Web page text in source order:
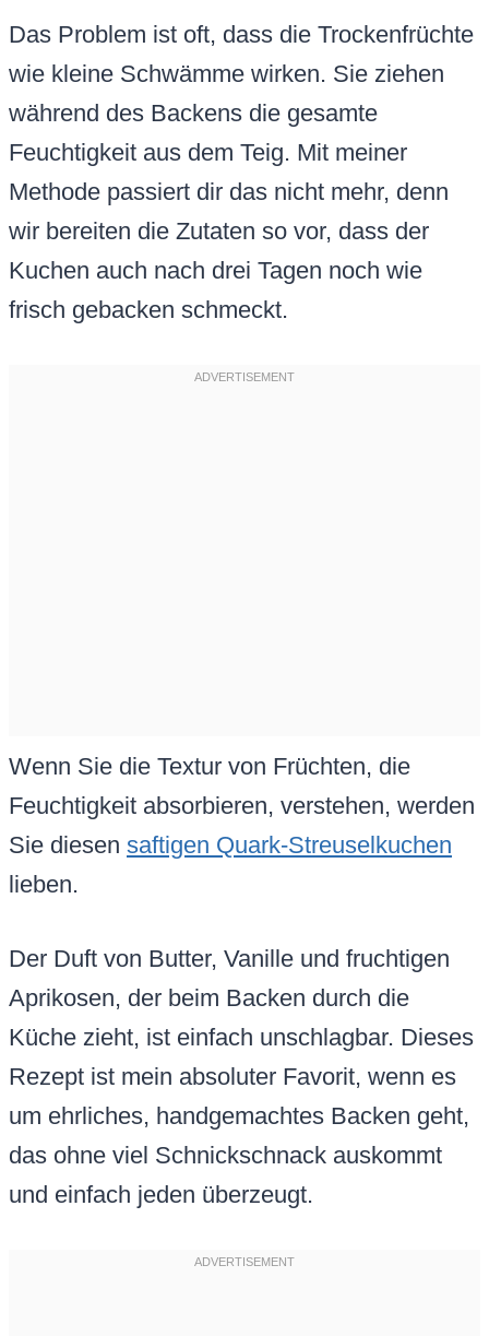
Das Problem ist oft, dass die Trockenfrüchte
wie kleine Schwämme wirken. Sie ziehen
während des Backens die gesamte
Feuchtigkeit aus dem Teig. Mit meiner
Methode passiert dir das nicht mehr, denn
wir bereiten die Zutaten so vor, dass der
Kuchen auch nach drei Tagen noch wie
frisch gebacken schmeckt.
Wenn Sie die Textur von Früchten, die
Feuchtigkeit absorbieren, verstehen, werden
Sie diesen saftigen Quark-Streuselkuchen
lieben.
Der Duft von Butter, Vanille und fruchtigen
Aprikosen, der beim Backen durch die
Küche zieht, ist einfach unschlagbar. Dieses
Rezept ist mein absoluter Favorit, wenn es
um ehrliches, handgemachtes Backen geht,
das ohne viel Schnickschnack auskommt
und einfach jeden überzeugt.